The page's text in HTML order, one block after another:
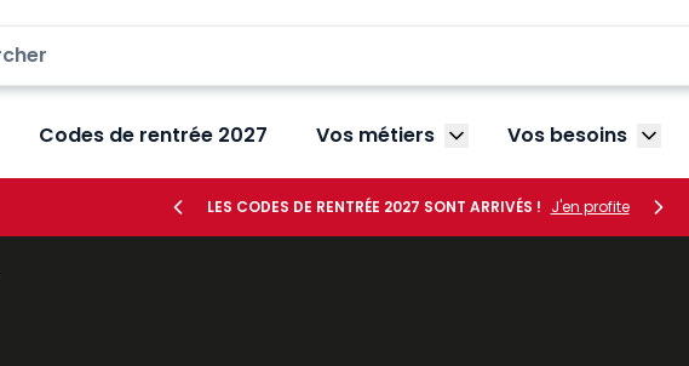
Codes de rentrée 2027 Vos métiers Afficher le sous-menu
Vos besoins
LES CODES DE RENTRÉE 2027 SONT ARRIVÉS ! J'en profite